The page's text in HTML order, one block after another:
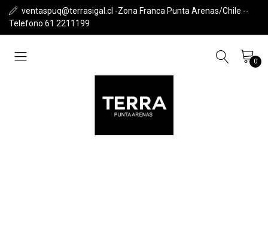
ventaspuq@terrasigal.cl -Zona Franca Punta Arenas/Chile --
Telefono 61 2211199
0